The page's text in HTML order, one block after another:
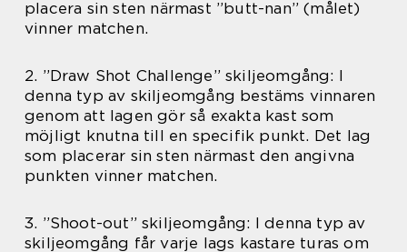
placera sin sten närmast ”butt-nan” (målet)
vinner matchen.
2. ”Draw Shot Challenge” skiljeomgång: I
denna typ av skiljeomgång bestäms vinnaren
genom att lagen gör så exakta kast som
möjligt knutna till en specifik punkt. Det lag
som placerar sin sten närmast den angivna
punkten vinner matchen.
3. ”Shoot-out” skiljeomgång: I denna typ av
skiljeomgång får varje lags kastare turas om